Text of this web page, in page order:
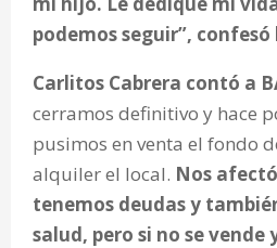
podemos seguir”, confesó
Carlitos Cabrera contó a
cerramos definitivo y hace
pusimos en venta el fondo
alquiler el local. Nos
tenemos deudas y
salud, pero si no se